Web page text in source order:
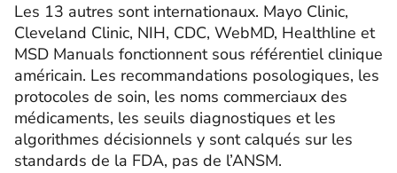
Les 13 autres sont internationaux. Mayo Clinic,
Cleveland Clinic, NIH, CDC, WebMD, Healthline et
MSD Manuals fonctionnent sous référentiel clinique
américain. Les recommandations posologiques, les
protocoles de soin, les noms commerciaux des
médicaments, les seuils diagnostiques et les
algorithmes décisionnels y sont calqués sur les
standards de la FDA, pas de l’ANSM.